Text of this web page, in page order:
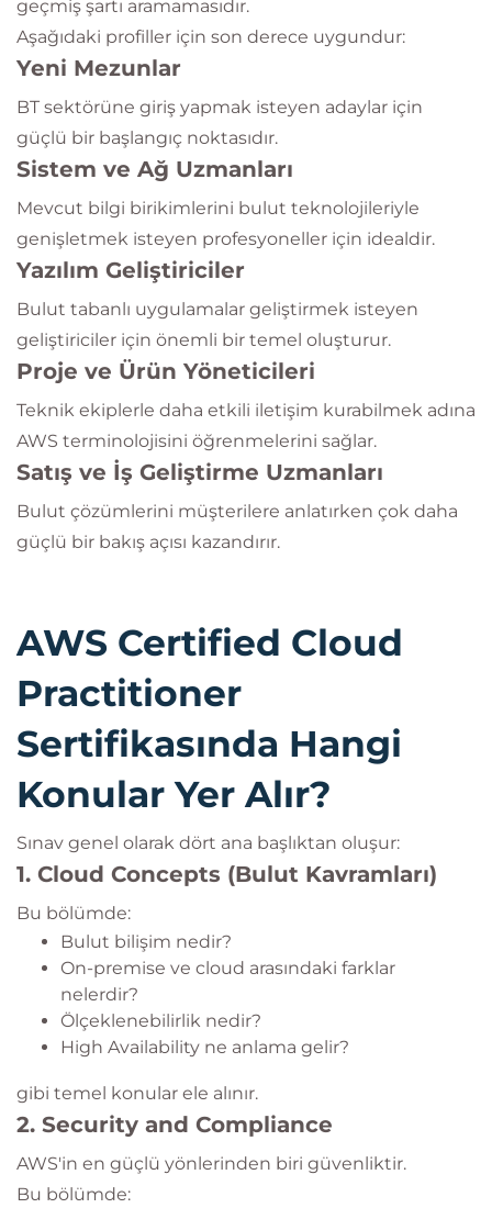
geçmiş şartı aramamasıdır.
Aşağıdaki profiller için son derece uygundur:
Yeni Mezunlar
BT sektörüne giriş yapmak isteyen adaylar için
güçlü bir başlangıç noktasıdır.
Sistem ve Ağ Uzmanları
Mevcut bilgi birikimlerini bulut teknolojileriyle
genişletmek isteyen profesyoneller için idealdir.
Yazılım Geliştiriciler
Bulut tabanlı uygulamalar geliştirmek isteyen
geliştiriciler için önemli bir temel oluşturur.
Proje ve Ürün Yöneticileri
Teknik ekiplerle daha etkili iletişim kurabilmek adına
AWS terminolojisini öğrenmelerini sağlar.
Satış ve İş Geliştirme Uzmanları
Bulut çözümlerini müşterilere anlatırken çok daha
güçlü bir bakış açısı kazandırır.
AWS Certified Cloud
Practitioner
Sertifikasında Hangi
Konular Yer Alır?
Sınav genel olarak dört ana başlıktan oluşur:
1. Cloud Concepts (Bulut Kavramları)
Bu bölümde:
Bulut bilişim nedir?
On-premise ve cloud arasındaki farklar
nelerdir?
Ölçeklenebilirlik nedir?
High Availability ne anlama gelir?
gibi temel konular ele alınır.
2. Security and Compliance
AWS'in en güçlü yönlerinden biri güvenliktir.
Bu bölümde: